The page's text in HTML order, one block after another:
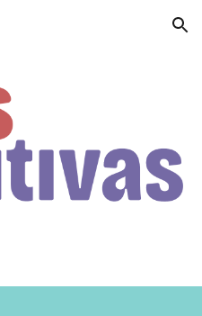
Skip to navigation